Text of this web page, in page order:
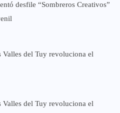
desfile “Sombreros Creativos”
Valles del Tuy revoluciona el
Valles del Tuy revoluciona el